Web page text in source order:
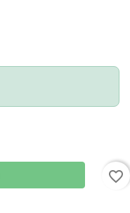
favorite_border